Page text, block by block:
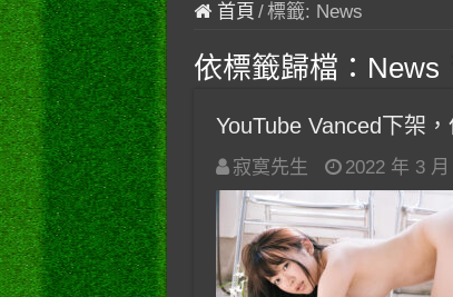
首頁 /標籤: News
依標籤歸檔： News
YouTube Vanced下架
寂寞先生 2022 年 3 月